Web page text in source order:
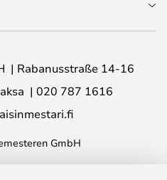
Rabanusstraße 14-16
020 787 1616
GmbH